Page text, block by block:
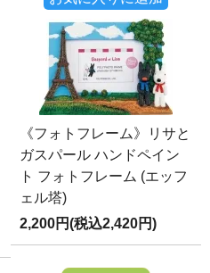
《フォトフレーム》リサと
ガスパール ハンドペイン
ト フォトフレーム (エッフ
ェル塔)
2,200円(税込2,420円)